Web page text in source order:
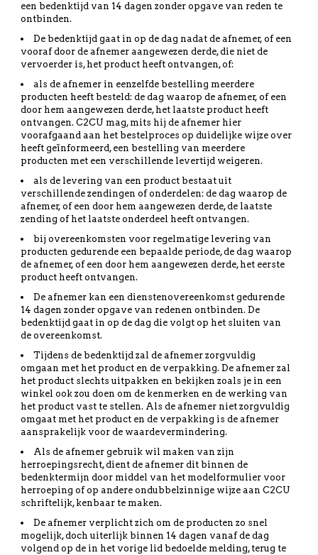
een bedenktijd van 14 dagen zonder opgave van reden te
ontbinden.
De bedenktijd gaat in op de dag nadat de afnemer, of een
vooraf door de afnemer aangewezen derde, die niet de
vervoerder is, het product heeft ontvangen, of:
als de afnemer in eenzelfde bestelling meerdere
producten heeft besteld: de dag waarop de afnemer, of een
door hem aangewezen derde, het laatste product heeft
ontvangen. C2CU mag, mits hij de afnemer hier
voorafgaand aan het bestelproces op duidelijke wijze over
heeft geïnformeerd, een bestelling van meerdere
producten met een verschillende levertijd weigeren.
als de levering van een product bestaat uit
verschillende zendingen of onderdelen: de dag waarop de
afnemer, of een door hem aangewezen derde, de laatste
zending of het laatste onderdeel heeft ontvangen.
bij overeenkomsten voor regelmatige levering van
producten gedurende een bepaalde periode, de dag waarop
de afnemer, of een door hem aangewezen derde, het eerste
product heeft ontvangen.
De afnemer kan een dienstenovereenkomst gedurende
14 dagen zonder opgave van redenen ontbinden. De
bedenktijd gaat in op de dag die volgt op het sluiten van
de overeenkomst.
Tijdens de bedenktijd zal de afnemer zorgvuldig
omgaan met het product en de verpakking. De afnemer zal
het product slechts uitpakken en bekijken zoals je in een
winkel ook zou doen om de kenmerken en de werking van
het product vast te stellen. Als de afnemer niet zorgvuldig
omgaat met het product en de verpakking is de afnemer
aansprakelijk voor de waardevermindering.
Als de afnemer gebruik wil maken van zijn
herroepingsrecht, dient de afnemer dit binnen de
bedenktermijn door middel van het modelformulier voor
herroeping of op andere ondubbelzinnige wijze aan C2CU
schriftelijk, kenbaar te maken.
De afnemer verplicht zich om de producten zo snel
mogelijk, doch uiterlijk binnen 14 dagen vanaf de dag
volgend op de in het vorige lid bedoelde melding, terug te